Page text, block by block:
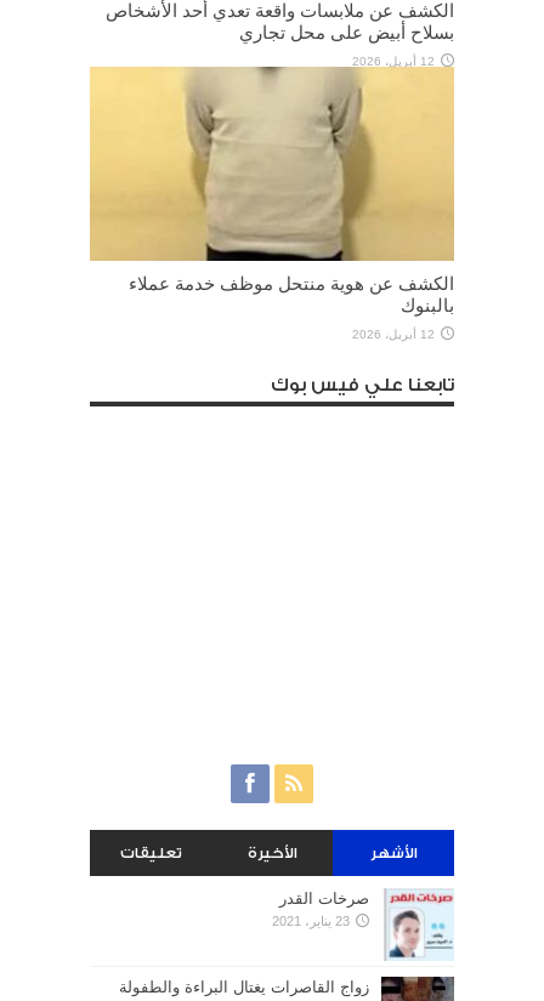
الكشف عن ملابسات واقعة تعدي أحد الأشخاص
بسلاح أبيض على محل تجاري
12 أبريل، 2026
الكشف عن هوية منتحل موظف خدمة عملاء
بالبنوك
12 أبريل، 2026
تابعنا علي فيس بوك
الأشهر الأخيرة تعليقات
صرخات القدر
23 يناير، 2021
زواج القاصرات يغتال البراءة والطفولة